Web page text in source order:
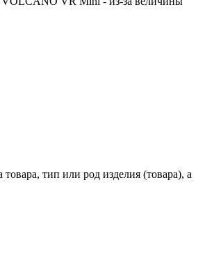
тип или род изделия (товара), а